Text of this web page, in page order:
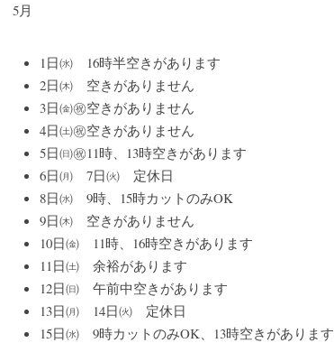
5月
1日㈬　16時半空きがあります
2日㈭　空きがありません
3日㈮㊗空きがありません
4日㈯㊗空きがありません
5日㈰㊗11時、13時空きがあります
6日㈪　7日㈫　定休日
8日㈬　9時、15時カットのみOK
9日㈭　空きがありません
10日㈮　11時、16時空きがあります
11日㈯　余裕があります
12日㈰　午前中空きがあります
13日㈪　14日㈫　定休日
15日㈬　9時カットのみOK、13時空きがあります